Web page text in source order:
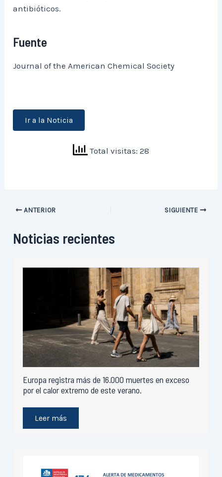
antibióticos.
Fuente
Journal of the American Chemical Society
Ir a la Noticia
Total visitas: 28
ANTERIOR SIGUIENTE
Noticias recientes
Europa registra más de 16.000 muertes en exceso
por el calor extremo de este verano.
Leer más